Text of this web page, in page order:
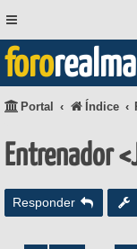
foro
Portal Índice
Entrenador
Responder